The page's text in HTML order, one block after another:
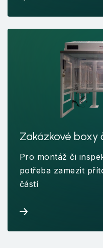
Zakázkové
Pro montáž či
potřeba zamezit
částí